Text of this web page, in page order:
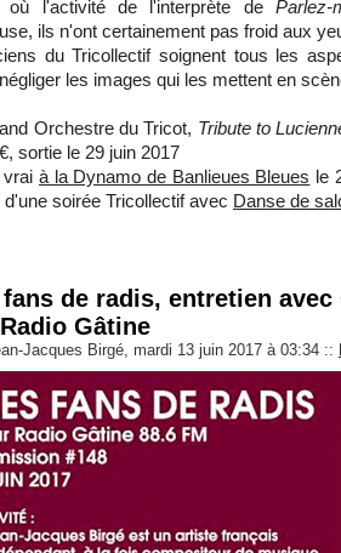
où l'activité de l'interprète de Parlez-
ils n'ont certainement pas froid aux
du Tricollectif soignent tous les
les images qui les mettent en
Orchestre du Tricot, Tribute to
sortie le 29 juin 2017
à la Dynamo de Banlieues Bleues le
d'une soirée Tricollectif avec Danse de
fans de radis, entretien
Gâtine
Jacques Birgé, mardi 13 juin 2017 à 03:34 ::